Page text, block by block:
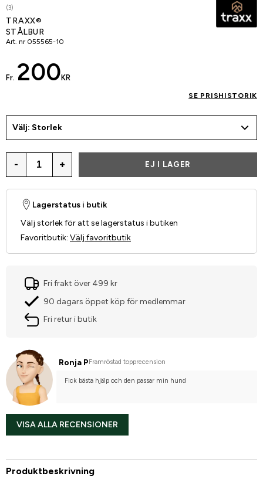
(3)
TRAXX®
STÅLBUR
Art. nr 055565-10
Fr. 200 KR
SE PRISHISTORIK
Välj: Storlek
- + EJ I LAGER
Lagerstatus i butik
Välj storlek för att se lagerstatus i butiken
Favoritbutik: Välj favoritbutik
Fri frakt över 499 kr
90 dagars öppet köp för medlemmar
Fri retur i butik
Ronja P Framröstad topprecension
Fick bästa hjälp och den passar min hund
VISA ALLA RECENSIONER
Produktbeskrivning